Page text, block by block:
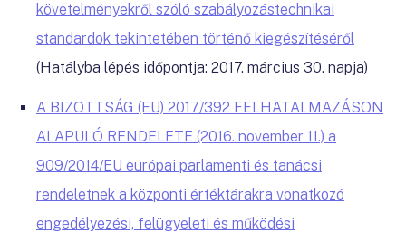
követelményekről szóló szabályozástechnikai
standardok tekintetében történő kiegészítéséről
(Hatályba lépés időpontja: 2017. március 30. napja)
A BIZOTTSÁG (EU) 2017/392 FELHATALMAZÁSON
ALAPULÓ RENDELETE (2016. november 11.) a
909/2014/EU európai parlamenti és tanácsi
rendeletnek a központi értéktárakra vonatkozó
engedélyezési, felügyeleti és működési